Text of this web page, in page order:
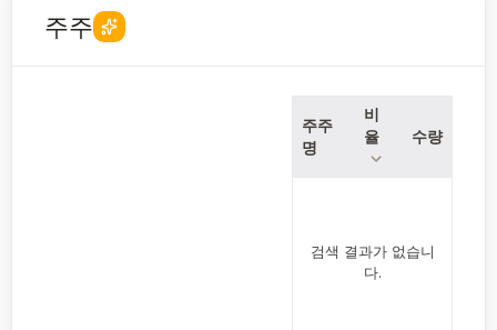
주주
주주
명
비
율
수량
검색 결과가 없습니
다.